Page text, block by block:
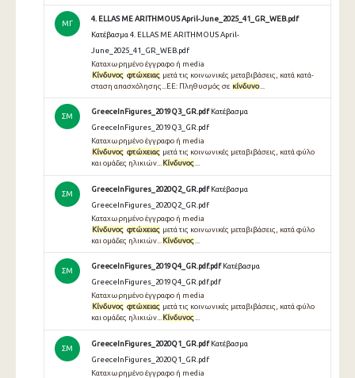
ΜΓ
4. ELLAS ME ARITHMOUS April-June_2025_41_GR_WEB.pdf
Κατέβασμα 4. ELLAS ME ARITHMOUS April-
June_2025_41_GR_WEB.pdf
Καταχωρημένο έγγραφο ή media
Κίνδυνος φτώχειας μετά τις κοινωνικές μεταβιβάσεις, κατά κατά-
σταση απασχόλησης...ΕΕ: Πληθυσμός σε κίνδυνο...
ΣΜ
GreeceInFigures_2019Q3_GR.pdf Κατέβασμα
GreeceInFigures_2019Q3_GR.pdf
Καταχωρημένο έγγραφο ή media
Κίνδυνος φτώχειας μετά τις κοινωνικές μεταβιβάσεις, κατά φύλο
και ομάδες ηλικιών... Κίνδυνος...
ΣΜ
GreeceInFigures_2020Q2_GR.pdf Κατέβασμα
GreeceInFigures_2020Q2_GR.pdf
Καταχωρημένο έγγραφο ή media
Κίνδυνος φτώχειας μετά τις κοινωνικές μεταβιβάσεις, κατά φύλο
και ομάδες ηλικιών...
Κίνδυνος
ΣΜ
GreeceInFigures_2019Q4_GR.pdf.pdf Κατέβασμα
GreeceInFigures_2019Q4_GR.pdf.pdf
Καταχωρημένο έγγραφο ή media
Κίνδυνος φτώχειας μετά τις κοινωνικές μεταβιβάσεις, κατά φύλο
και ομάδες ηλικιών... Κίνδυνος...
ΣΜ
GreeceInFigures_2020Q1_GR.pdf Κατέβασμα
GreeceInFigures_2020Q1_GR.pdf
Καταχωρημένο έγγραφο ή media